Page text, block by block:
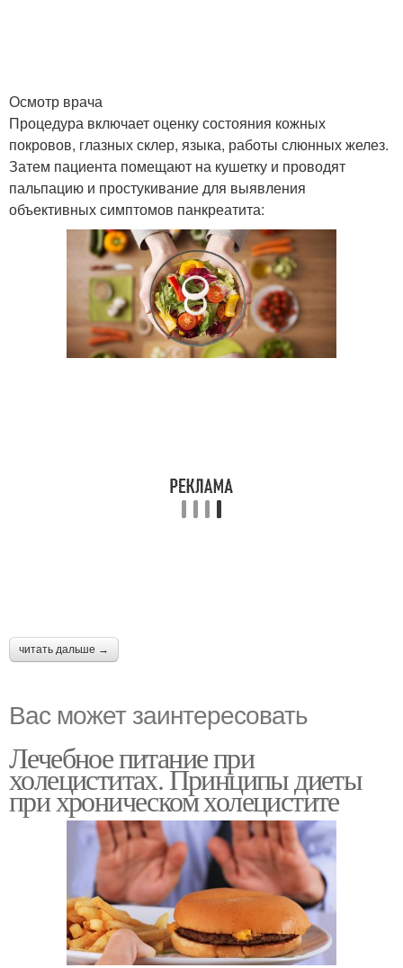
Осмотр врача
Процедура включает оценку состояния кожных
покровов, глазных склер, языка, работы слюнных желез.
Затем пациента помещают на кушетку и проводят
пальпацию и простукивание для выявления
объективных симптомов панкреатита:
читать дальше →
Вас может заинтересовать
Лечебное питание при
холециститах. Принципы диеты
при хроническом холецистите